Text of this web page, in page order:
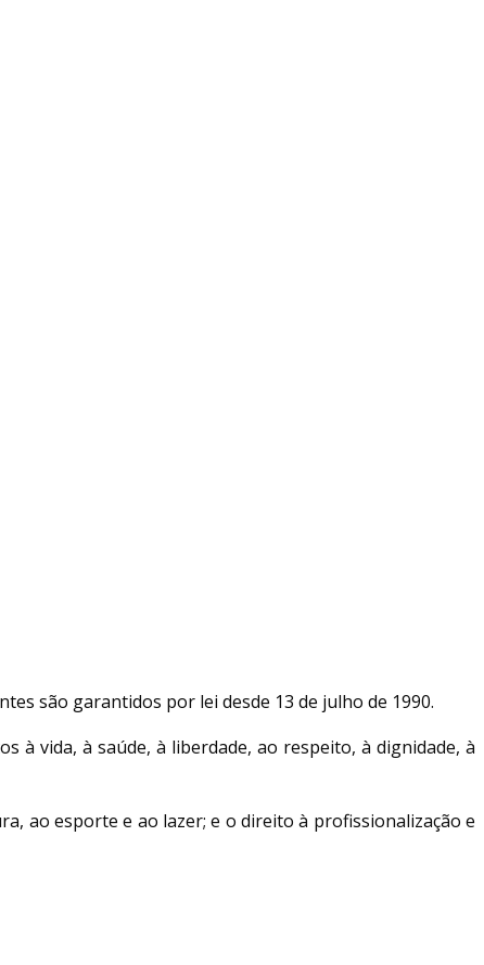
são garantidos por lei desde 13 de julho de 1990.
à vida, à saúde, à liberdade, ao respeito, à dignidade, à
ao esporte e ao lazer; e o direito à profissionalização e